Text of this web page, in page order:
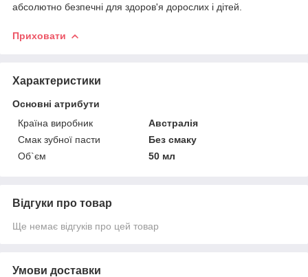
абсолютно безпечні для здоров'я дорослих і дітей.
Приховати
Характеристики
Основні атрибути
Країна виробник
Австралія
Смак зубної пасти
Без смаку
Об`єм
50 мл
Відгуки про товар
Ще немає відгуків про цей товар
Умови доставки